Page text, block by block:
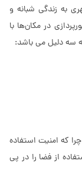
به زندگی شبانه و
در مکان‌ها با
سه دلیل می باشد:
که امنیت استفاده
از فضا را در پی